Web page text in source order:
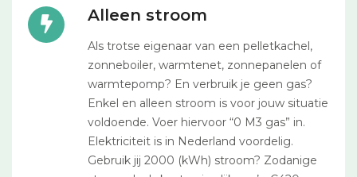
Alleen stroom
Als trotse eigenaar van een pelletkachel,
zonneboiler, warmtenet, zonnepanelen of
warmtepomp? En verbruik je geen gas?
Enkel en alleen stroom is voor jouw situatie
voldoende. Voer hiervoor “0 M3 gas” in.
Elektriciteit is in Nederland voordelig.
Gebruik jij 2000 (kWh) stroom? Zodanige